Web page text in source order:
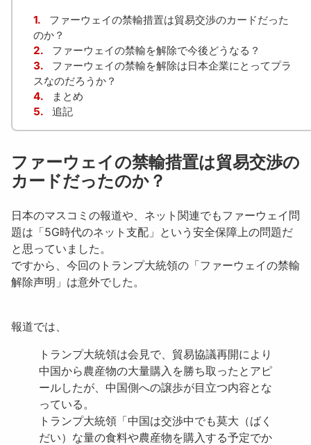
1.
ファーウェイの禁輸措置は貿易交渉のカードだった
のか？
2.
ファーウェイの禁輸を解除で今後どうなる？
3.
ファーウェイの禁輸を解除は日本企業にとってプラ
スなのだろうか？
4.
まとめ
5.
追記
ファーウェイの禁輸措置は貿易交渉の
カードだったのか？
日本のマスコミの報道や、ネット関連でもファーウェイ問
題は「5G時代のネット支配 」という安全保障上の問題だ
と思っていました。
ですから、今回のトランプ大統領の「ファーウェイの禁輸
解除声明」は意外でした。
報道では、
トランプ大統領は会見で、貿易協議再開により
中国から農産物の大量購入を勝ち取ったとアピ
ールしたが、中国側への譲歩が目立つ内容とな
っている。
トランプ大統領「中国は交渉中でも莫大（ばく
だい）な量の食料や農産物を購入する予定でか